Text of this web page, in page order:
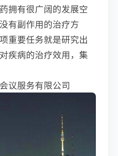
拥有很广阔的发展空
有副作用的治疗方
重要任务就是研究出
疾病的治疗效用，集
议服务有限公司